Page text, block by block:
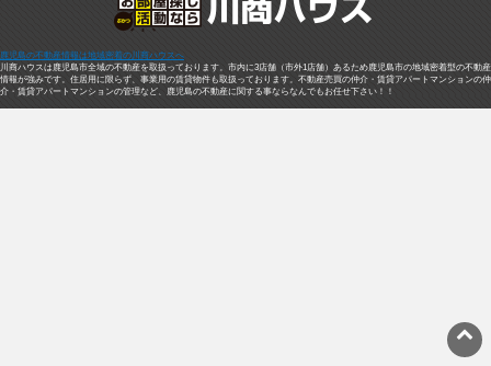
鹿児島の不動産情報は地域密着の川商ハウスへ
川商ハウスは鹿児島市全域の不動産を取扱っております。市内に3店舗（市外1店舗）あるため鹿児島市の地域密着型の不動産
情報が強みです。住居用に限らず、事業用の賃貸物件も取扱っております。不動産売買の仲介・賃貸アパートマンションの仲
介・賃貸アパートマンションの管理など、鹿児島の不動産に関する事ならなんでもお任せ下さい！！